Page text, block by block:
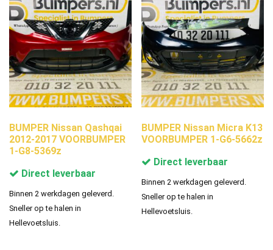
BUMPER Nissan Qashqai
2012-2017 VOORBUMPER
1-G8-5369z
Direct leverbaar
Binnen 2 werkdagen geleverd.
Sneller op te halen in
Hellevoetsluis.
BUMPER Nissan Micra K13
VOORBUMPER 1-G6-5662z
Direct leverbaar
Binnen 2 werkdagen geleverd.
Sneller op te halen in
Hellevoetsluis.